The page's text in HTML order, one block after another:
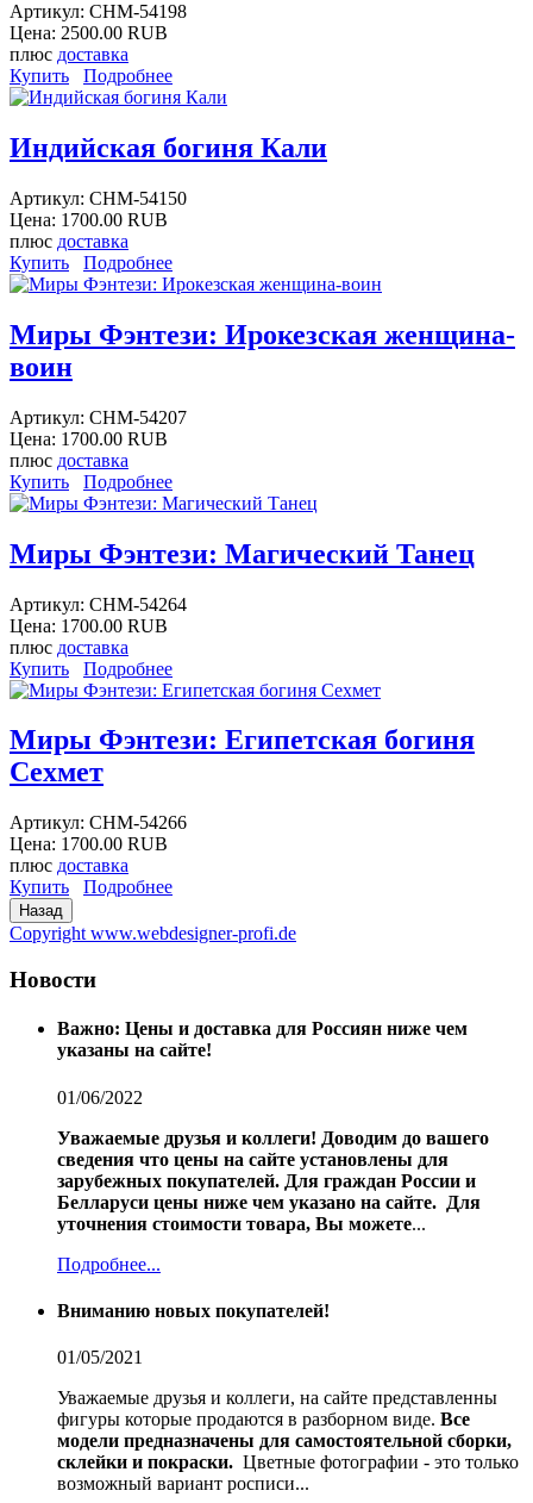
Артикул: CHM-54198
Цена: 2500.00 RUB
плюс доставка
Купить
Подробнее
Индийская богиня Кали
Артикул: CHM-54150
Цена: 1700.00 RUB
плюс доставка
Купить
Подробнее
Миры Фэнтези: Ирокезская женщина-
воин
Артикул: CHM-54207
Цена: 1700.00 RUB
плюс доставка
Купить
Подробнее
Миры Фэнтези: Магический Танец
Артикул: CHM-54264
Цена: 1700.00 RUB
плюс доставка
Купить
Подробнее
Миры Фэнтези: Египетская богиня
Сехмет
Артикул: CHM-54266
Цена: 1700.00 RUB
плюс доставка
Купить
Подробнее
Copyright www.webdesigner-profi.de
Новости
Важно: Цены и доставка для Россиян ниже чем
указаны на сайте!
01/06/2022
Уважаемые друзья и коллеги! Доводим до вашего
сведения что цены на сайте установлены для
зарубежных покупателей. Для граждан России и
Белларуси цены ниже чем указано на сайте. Для
уточнения стоимости товара, Вы можете...
Подробнее...
Вниманию новых покупателей!
01/05/2021
Уважаемые друзья и коллеги, на сайте представленны
фигуры которые продаются в разборном виде. Все
модели предназначены для самостоятельной сборки,
склейки и покраски. Цветные фотографии - это только
возможный вариант росписи...